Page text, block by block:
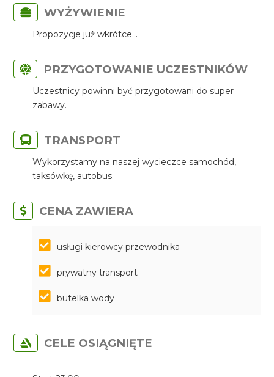
WYŻYWIENIE
Propozycje już wkrótce...
PRZYGOTOWANIE UCZESTNIKÓW
Uczestnicy powinni być przygotowani do super
zabawy.
TRANSPORT
Wykorzystamy na naszej wycieczce samochód,
taksówkę, autobus.
CENA ZAWIERA
​​​​​​​usługi kierowcy przewodnika
prywatny transport
butelka wody
CELE OSIĄGNIĘTE